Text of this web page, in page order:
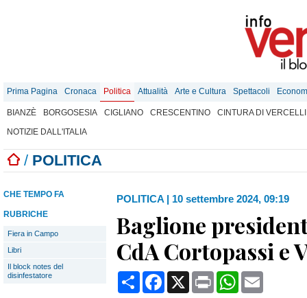
Prima Pagina Cronaca Politica Attualità Arte e Cultura Spettacoli
BIANZÈ BORGOSESIA CIGLIANO CRESCENTINO
CINTURA DI VERCELLI
NOTIZIE DALL'ITALIA
/ POLITICA
CHE TEMPO FA
RUBRICHE
Fiera in Campo
Libri
Il block notes del
disinfestatore
POLITICA | 10 settembre 2024, 09:19
Baglione
CdA Cortopassi e
CondividiFacebook
X Print WhatsApp